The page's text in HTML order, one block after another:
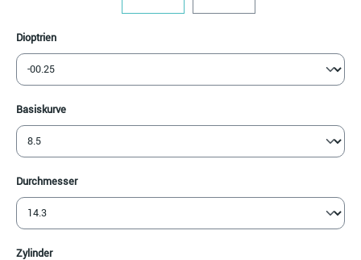
Dioptrienauswählen
Basiskurveauswählen
Durchmesserauswählen
Zylinderauswählen